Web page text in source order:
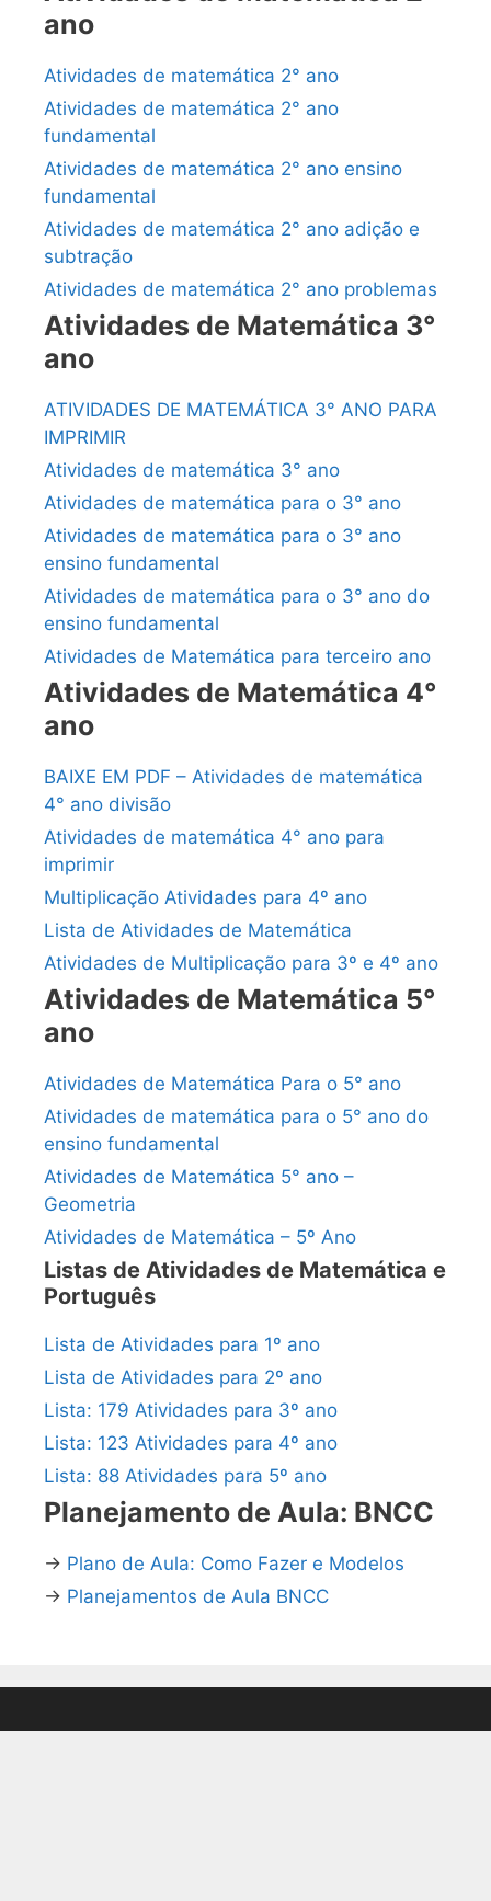
ano
Atividades de matemática 2° ano
Atividades de matemática 2° ano
fundamental
Atividades de matemática 2° ano ensino
fundamental
Atividades de matemática 2° ano adição e
subtração
Atividades de matemática 2° ano problemas
Atividades de Matemática 3°
ano
ATIVIDADES DE MATEMÁTICA 3° ANO PARA
IMPRIMIR
Atividades de matemática 3° ano
Atividades de matemática para o 3° ano
Atividades de matemática para o 3° ano
ensino fundamental
Atividades de matemática para o 3° ano do
ensino fundamental
Atividades de Matemática para terceiro ano
Atividades de Matemática 4°
ano
BAIXE EM PDF – Atividades de matemática
4° ano divisão
Atividades de matemática 4° ano para
imprimir
Multiplicação Atividades para 4º ano
Lista de Atividades de Matemática
Atividades de Multiplicação para 3º e 4º ano
Atividades de Matemática 5°
ano
Atividades de Matemática Para o 5° ano
Atividades de matemática para o 5° ano do
ensino fundamental
Atividades de Matemática 5° ano –
Geometria
Atividades de Matemática – 5º Ano
Listas de Atividades de Matemática e
Português
Lista de Atividades para 1º ano
Lista de Atividades para 2º ano
Lista: 179 Atividades para 3º ano
Lista: 123 Atividades para 4º ano
Lista: 88 Atividades para 5º ano
Planejamento de Aula: BNCC
→ Plano de Aula: Como Fazer e Modelos
→ Planejamentos de Aula BNCC